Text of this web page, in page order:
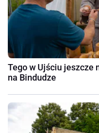
Tego w Ujściu jeszcze
na Bindudze